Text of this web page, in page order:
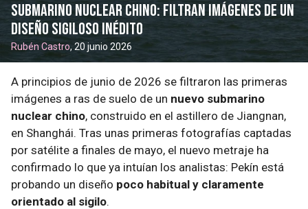
Submarino nuclear chino: filtran imágenes de un
diseño sigiloso inédito
Rubén Castro, 20 junio 2026
A principios de junio de 2026 se filtraron las primeras
imágenes a ras de suelo de un nuevo submarino
nuclear chino, construido en el astillero de Jiangnan,
en Shanghái. Tras unas primeras fotografías captadas
por satélite a finales de mayo, el nuevo metraje ha
confirmado lo que ya intuían los analistas: Pekín está
probando un diseño poco habitual y claramente
orientado al sigilo.